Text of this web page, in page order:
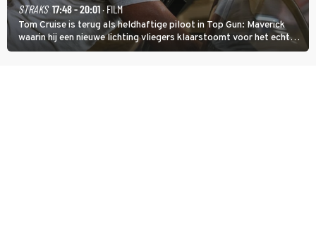
STRAKS 17:48 - 20:01· FILM
Tom Cruise is terug als heldhaftige piloot in Top Gun: Maverick
waarin hij een nieuwe lichting vliegers klaarstoomt voor het echte
werk.